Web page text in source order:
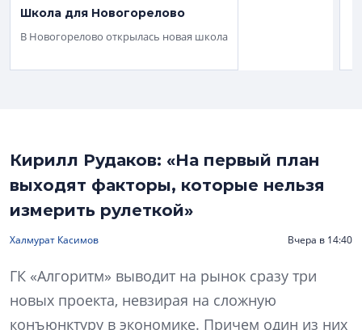
Школа для Новогорелово
В Новогорелово открылась новая школа
Кирилл Рудаков: «На первый план
выходят факторы, которые нельзя
измерить рулеткой»
Халмурат Касимов Вчера в 14:40
ГК «Алгоритм» выводит на рынок сразу три
новых проекта, невзирая на сложную
конъюнктуру в экономике. Причем один из них